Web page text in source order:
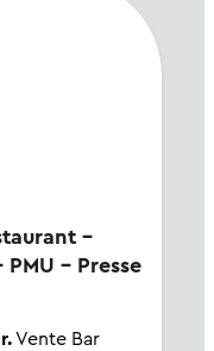
- Presse
Vente Bar